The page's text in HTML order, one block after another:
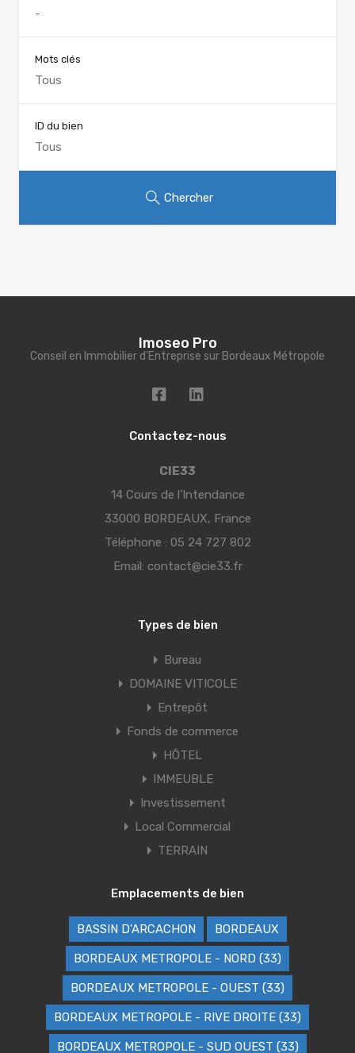
Mots clés
ID du bien
Chercher
Imoseo Pro
Conseil en Immobilier d'Entreprise sur Bordeaux Métropole
Contactez-nous
CIE33
14 Cours de l’Intendance
33000 BORDEAUX, France
Téléphone : 05 24 727 802
Email: contact@cie33.fr
Types de bien
Bureau
DOMAINE VITICOLE
Entrepôt
Fonds de commerce
HÔTEL
IMMEUBLE
Investissement
Local Commercial
TERRAIN
Emplacements de bien
BASSIN D'ARCACHON BORDEAUX
BORDEAUX METROPOLE - NORD (33)
BORDEAUX METROPOLE - OUEST (33)
BORDEAUX METROPOLE - RIVE DROITE (33)
BORDEAUX METROPOLE - SUD OUEST (33)